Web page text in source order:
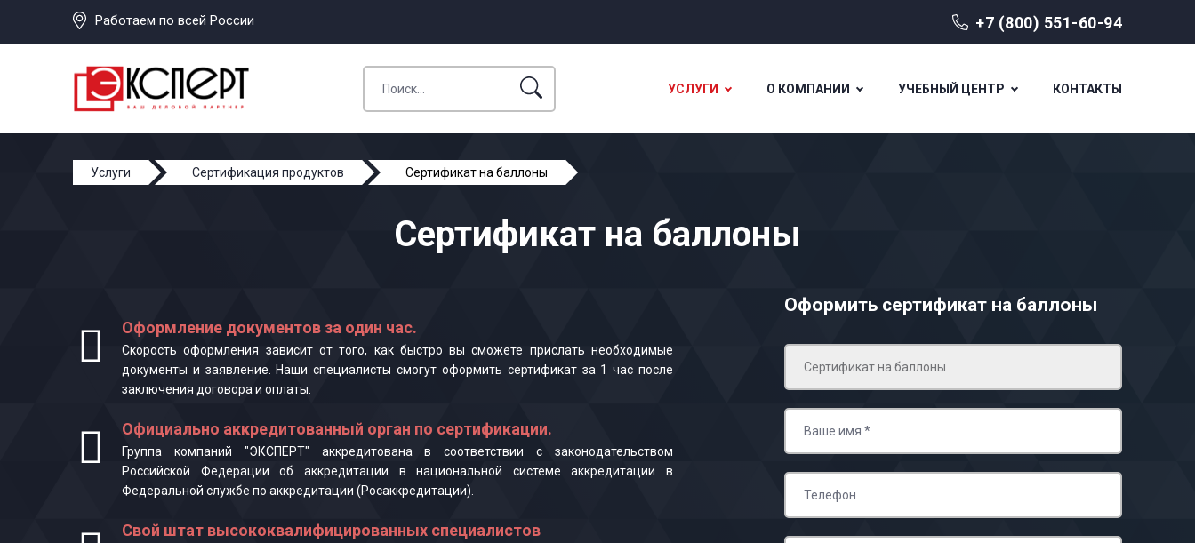
Работаем по всей России +7 (800) 551-60-94
УСЛУГИ О КОМПАНИИ УЧЕБНЫЙ ЦЕНТР КОНТАКТЫ
Услуги Сертификация продуктов Сертификат на баллоны
Сертификат на баллоны
Оформление документов за один час.
Скорость оформления зависит от того, как быстро вы сможете прислать необходимые
документы и заявление. Наши специалисты смогут оформить сертификат за 1 час после
заключения договора и оплаты.
Официально аккредитованный орган по сертификации.
Группа компаний "ЭКСПЕРТ" аккредитована в соответствии с законодательством
Российской Федерации об аккредитации в национальной системе аккредитации в
Федеральной службе по аккредитации (Росаккредитации).
Свой штат высококвалифицированных специалистов
Оформить сертификат на баллоны